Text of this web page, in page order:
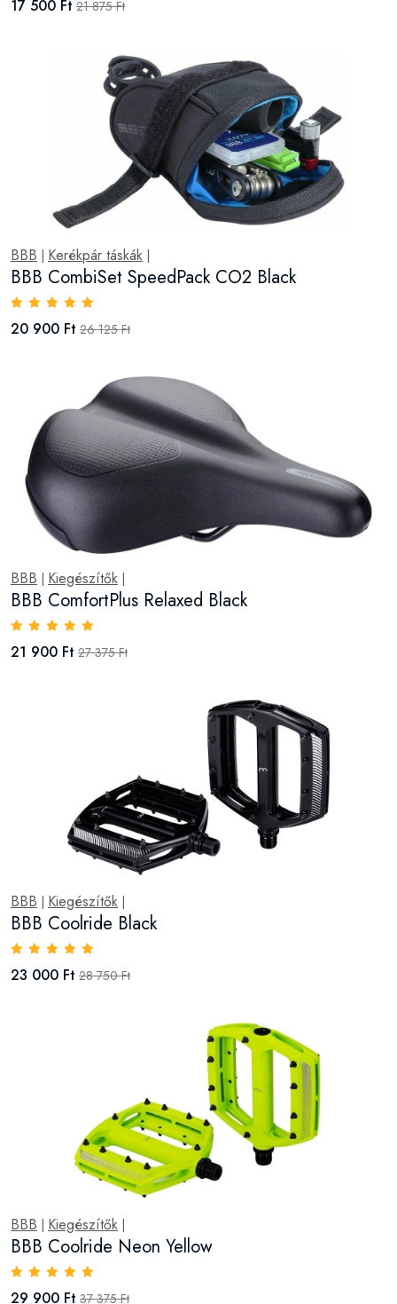
17 500 Ft 21 875 Ft
BBB Kerékpár táskák
BBB CombiSet SpeedPack CO2 Black
20 900 Ft 26 125 Ft
BBB Kiegészítők
BBB ComfortPlus Relaxed Black
21 900 Ft 27 375 Ft
BBB Kiegészítők
BBB Coolride Black
23 000 Ft 28 750 Ft
BBB Kiegészítők
BBB Coolride Neon Yellow
29 900 Ft 37 375 Ft